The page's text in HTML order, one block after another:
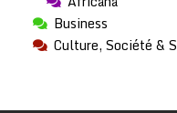
Business
Culture, Société &